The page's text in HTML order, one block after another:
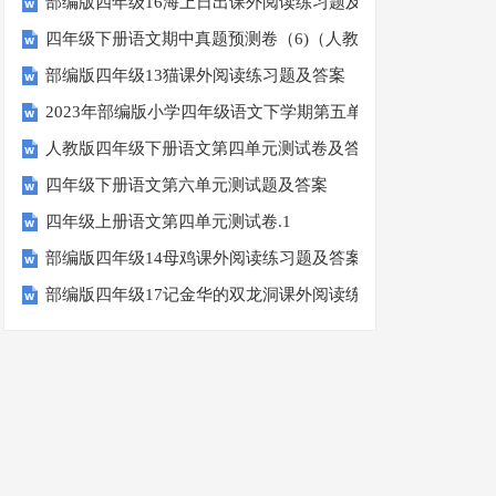
四年级下册语文期中真题预测卷（6)（人教部编版，含答案）
部编版四年级13猫课外阅读练习题及答案
2023年部编版小学四年级语文下学期第五单元测试卷
人教版四年级下册语文第四单元测试卷及答案
四年级下册语文第六单元测试题及答案
四年级上册语文第四单元测试卷.1
部编版四年级14母鸡课外阅读练习题及答案
部编版四年级17记金华的双龙洞课外阅读练习题及答案